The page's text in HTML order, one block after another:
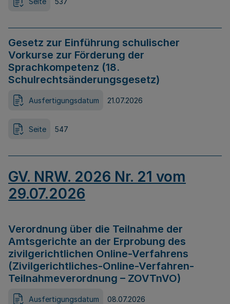
Gesetz zur Einführung schulischer
Vorkurse zur Förderung der
Sprachkompetenz (18.
Schulrechtsänderungsgesetz)
Ausfertigungsdatum 21.07.2026
Seite 547
GV. NRW. 2026 Nr. 21 vom
29.07.2026
Verordnung über die Teilnahme der
Amtsgerichte an der Erprobung des
zivilgerichtlichen Online-Verfahrens
(Zivilgerichtliches-Online-Verfahren-
Teilnahmeverordnung – ZOVTnVO)
Ausfertigungsdatum 08.07.2026